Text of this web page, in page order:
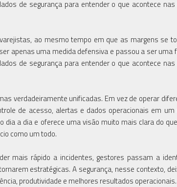
de segurança para entender o que acontece nas
ao mesmo tempo em que as margens se
apenas uma medida defensiva e passou a ser uma
de segurança para entender o que acontece nas
verdadeiramente unificadas. Em vez de operar
de acesso, alertas e dados operacionais em um
dia a dia e oferece uma visão muito mais clara do
como um todo.
mais rápido a incidentes, gestores passam a
estratégicas. A segurança, nesse contexto,
produtividade e melhores resultados operacionais.